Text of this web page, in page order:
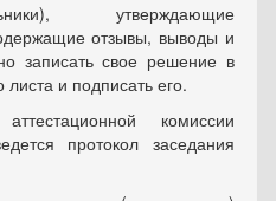
утверждающие
отзывы, выводы и
записать свое решение в
листа и подписать его.
комиссии
протокол заседания